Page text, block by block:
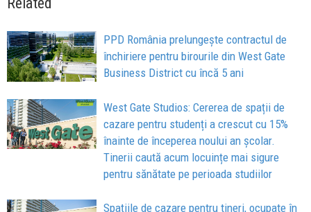
PPD România prelungește contractul de
închiriere pentru birourile din West Gate
Business District cu încă 5 ani
West Gate Studios: Cererea de spații de
cazare pentru studenți a crescut cu 15%
înainte de începerea noului an școlar.
Tinerii caută acum locuințe mai sigure
pentru sănătate pe perioada studiilor
Spațiile de cazare pentru tineri, ocupate în